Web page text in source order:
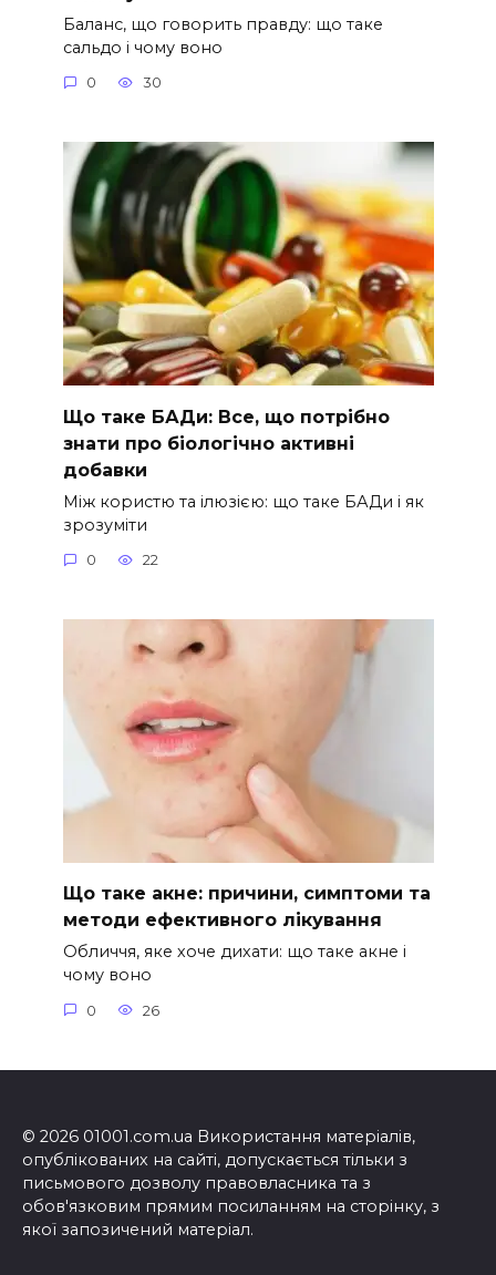
Баланс, що говорить правду: що таке
сальдо і чому воно
0 30
Що таке БАДи: Все, що потрібно
знати про біологічно активні
добавки
Між користю та ілюзією: що таке БАДи і як
зрозуміти
0 22
Що таке акне: причини, симптоми та
методи ефективного лікування
Обличчя, яке хоче дихати: що таке акне і
чому воно
0 26
© 2026 01001.com.ua Використання матеріалів,
опублікованих на сайті, допускається тільки з
письмового дозволу правовласника та з
обов'язковим прямим посиланням на сторінку, з
якої запозичений матеріал.